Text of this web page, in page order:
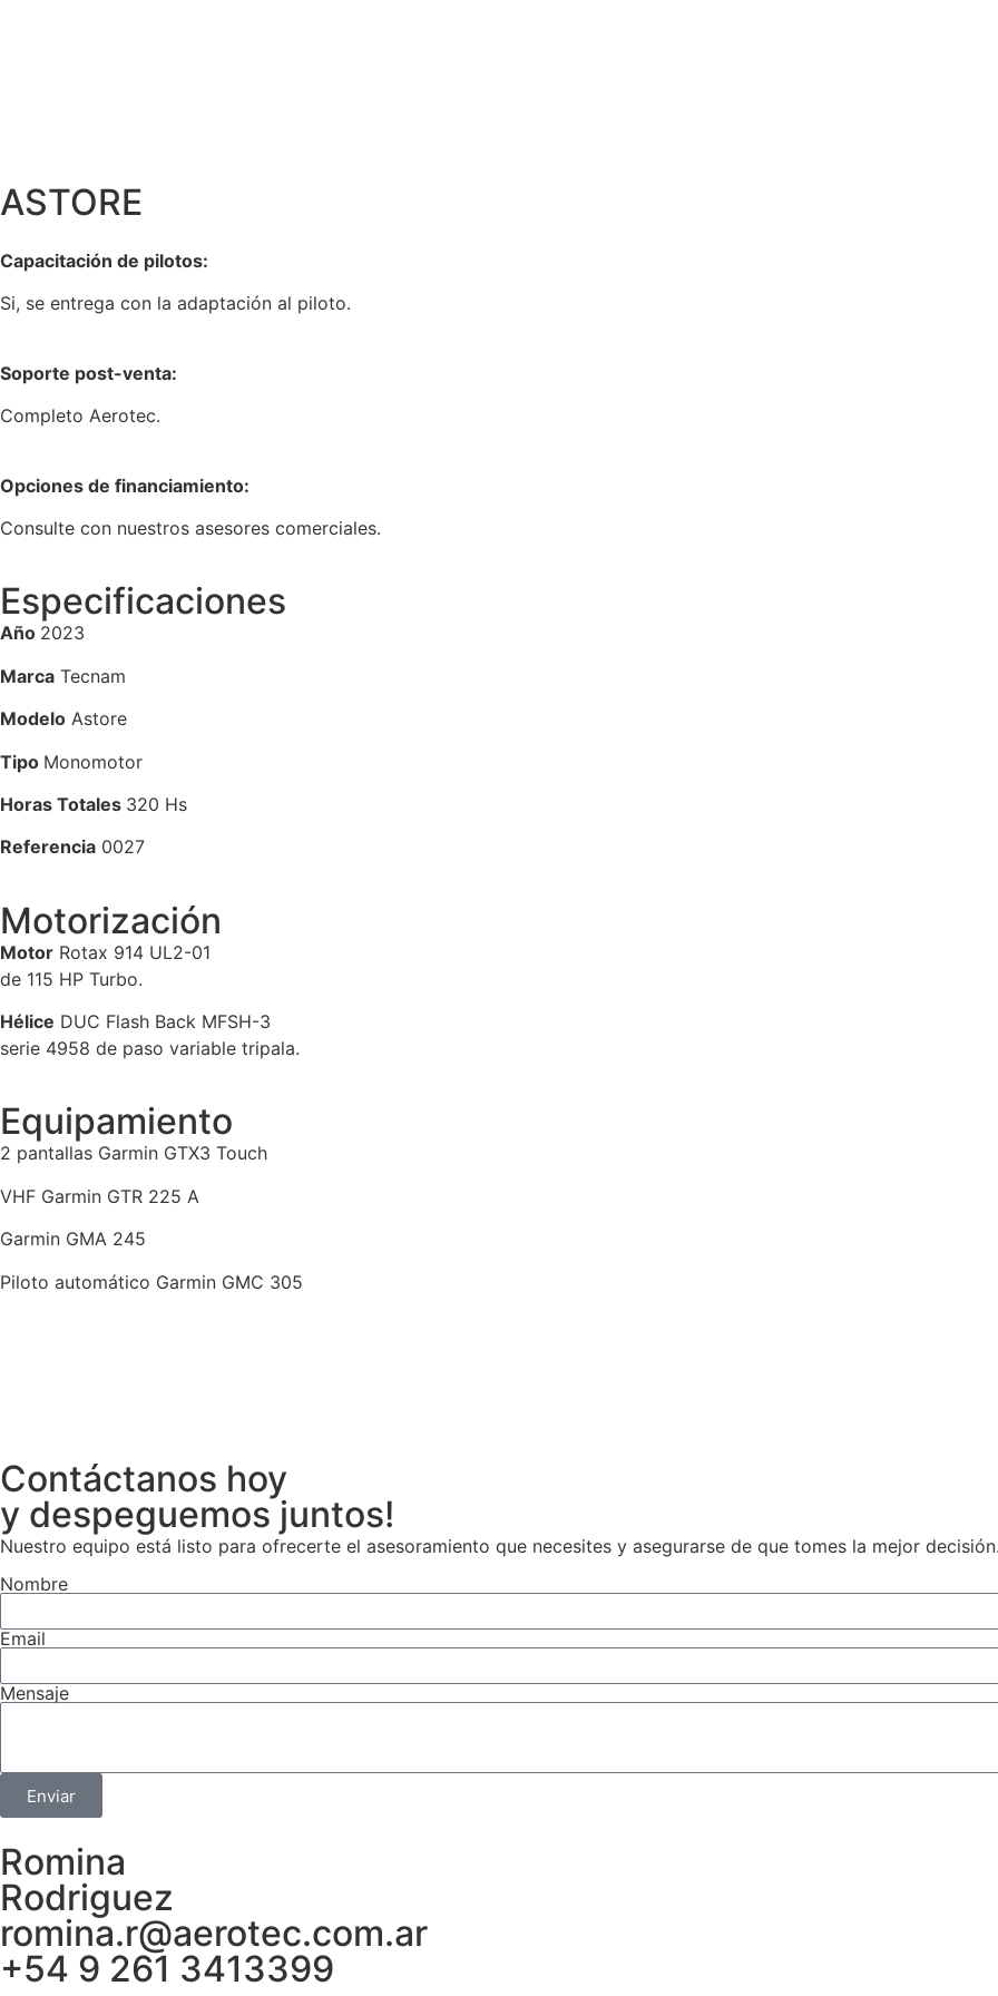
ASTORE
Capacitación de pilotos:
Si, se entrega con la adaptación al piloto.
Soporte post-venta:
Completo Aerotec.
Opciones de financiamiento:
Consulte con nuestros asesores comerciales.
Especificaciones
Año 2023
Marca Tecnam
Modelo Astore
Tipo Monomotor
Horas Totales 320 Hs
Referencia 0027
Motorización
Motor Rotax 914 UL2-01
de 115 HP Turbo.
Hélice DUC Flash Back MFSH-3
serie 4958 de paso variable tripala.
Equipamiento
2 pantallas Garmin GTX3 Touch
VHF Garmin GTR 225 A
Garmin GMA 245
Piloto automático Garmin GMC 305
Contáctanos hoy
y despeguemos juntos!
Nuestro equipo está listo para ofrecerte el asesoramiento que necesites y asegurarse de que tomes la mejor decisión.
Nombre
Email
Mensaje
Enviar
Romina
Rodriguez
romina.r@aerotec.com.ar
+54 9 261 3413399